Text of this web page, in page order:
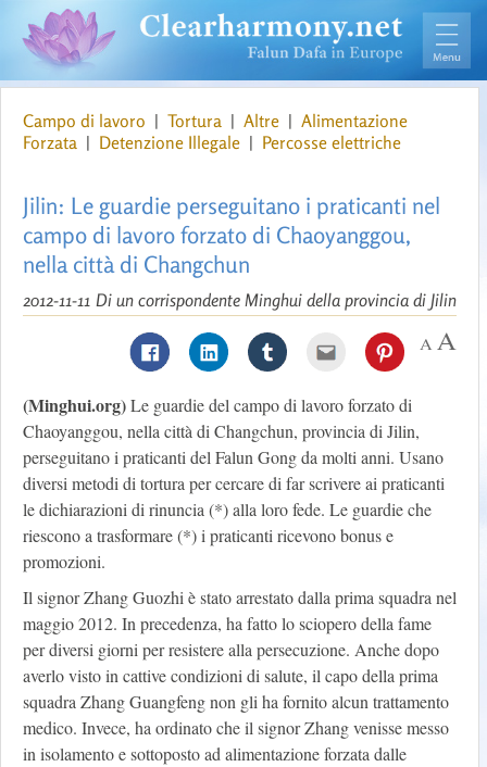
Campo di lavoro | Tortura | Altre | Alimentazione
Forzata | Detenzione Illegale | Percosse elettriche
Jilin: Le guardie perseguitano i praticanti nel
campo di lavoro forzato di Chaoyanggou,
nella città di Changchun
Di un corrispondente Minghui della provincia di Jilin
2012-11-11
(Minghui.org)Le guardie del campo di lavoro forzato di
Chaoyanggou, nella città di Changchun, provincia di Jilin,
perseguitano i praticanti del Falun Gong da molti anni. Usano
diversi metodi di tortura per cercare di far scrivere ai praticanti
le dichiarazioni di rinuncia (*) alla loro fede. Le guardie che
riescono a trasformare (*) i praticanti ricevono bonus e
promozioni.
Il signor Zhang Guozhi è stato arrestato dalla prima squadra nel
maggio 2012. In precedenza, ha fatto lo sciopero della fame
per diversi giorni per resistere alla persecuzione. Anche dopo
averlo visto in cattive condizioni di salute, il capo della prima
squadra Zhang Guangfeng non gli ha fornito alcun trattamento
medico. Invece, ha ordinato che il signor Zhang venisse messo
in isolamento e sottoposto ad alimentazione forzata dalle